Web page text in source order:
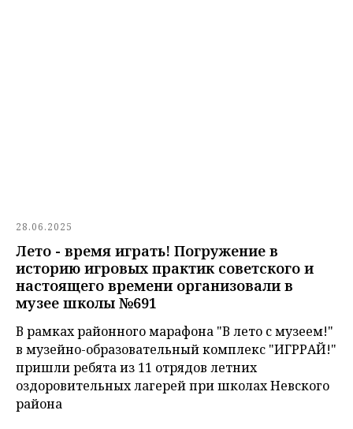
28.06.2025
Лето - время играть! Погружение в
историю игровых практик советского и
настоящего времени организовали в
музее школы №691
В рамках районного марафона "В лето с музеем!"
в музейно-образовательный комплекс "ИГРРАЙ!"
пришли ребята из 11 отрядов летних
оздоровительных лагерей при школах Невского
района